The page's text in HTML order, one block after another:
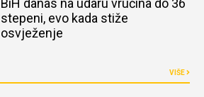
BiH danas na udaru vrućina do 36
stepeni, evo kada stiže
osvježenje
VIŠE